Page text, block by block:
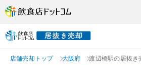
店舗売却トップ 大阪府 渡辺橋駅の居抜き